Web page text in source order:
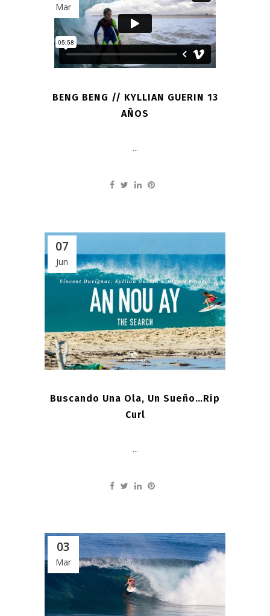
Mar
BENG BENG // KYLLIAN GUERIN 13
AÑOS
...
07
Jun
Buscando Una Ola, Un Sueño…Rip
Curl
...
03
Mar